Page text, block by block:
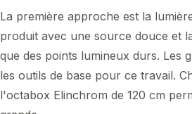
La première approche est la
produit avec une source douce et
que des points lumineux durs. Les
les outils de base pour ce travail.
l'octabox Elinchrom de 120 cm